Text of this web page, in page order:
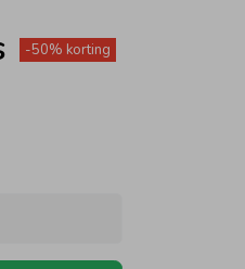
-50% korting